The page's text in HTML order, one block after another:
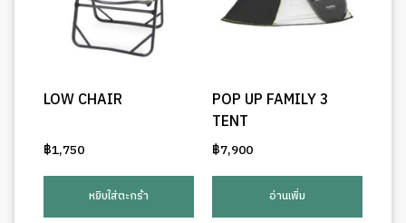
LOW CHAIR
฿1,750
หยิบใส่ตะกร้า
POP UP FAMILY 3
TENT
฿7,900
อ่านเพิ่ม